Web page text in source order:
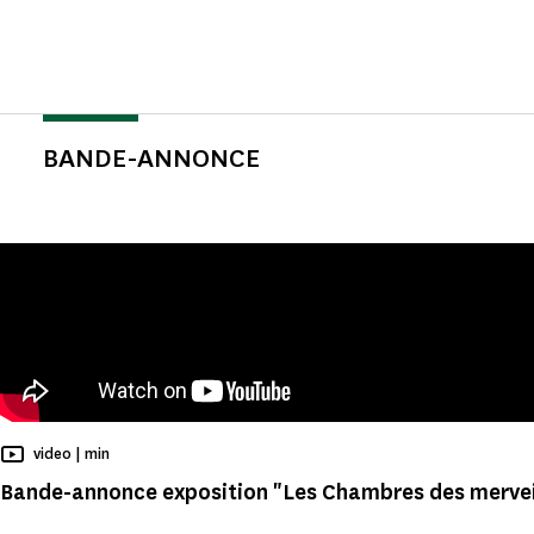
BANDE-ANNONCE
Bande-annonce exposition "Les Chambres des
video | Temps de Lecture
min